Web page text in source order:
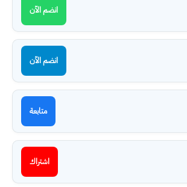
انضم الآن
انضم الآن
متابعة
اشتراك